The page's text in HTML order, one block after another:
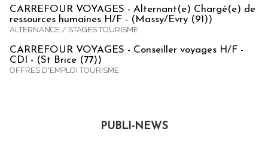
CARREFOUR VOYAGES - Alternant(e) Chargé(e) de
ressources humaines H/F - (Massy/Evry (91))
ALTERNANCE / STAGES TOURISME
CARREFOUR VOYAGES - Conseiller voyages H/F -
CDI - (St Brice (77))
OFFRES D'EMPLOI TOURISME
PUBLI-NEWS